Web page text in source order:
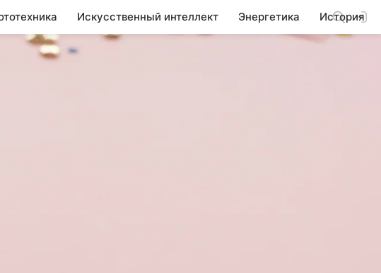
Искусственный интеллект Энергетика История